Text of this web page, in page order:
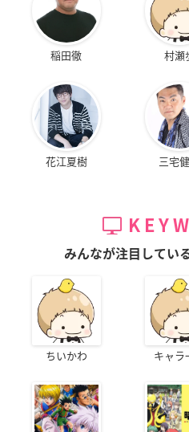
稲田徹 村瀬
花江夏樹 三宅
みんなが注目してい
ちいかわ キャラ